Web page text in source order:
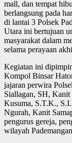
mall, dan tempat
berlangsung pada
di lantai 3 Polsek
Utara ini bertujuan
masyarakat dalam
selama perayaan
Kegiatan ini
Kompol Binsar
jajaran perwira
Siallagan, SH,
Kusuma, S.T.K.,
Ngurah, Kanit
pengurus gereja,
wilayah